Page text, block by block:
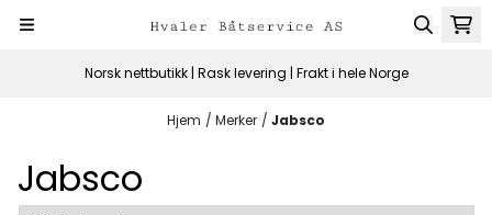
Hopp til innhold
Norsk nettbutikk | Rask levering | Frakt i hele Norge
Hjem / Merker / Jabsco
Jabsco